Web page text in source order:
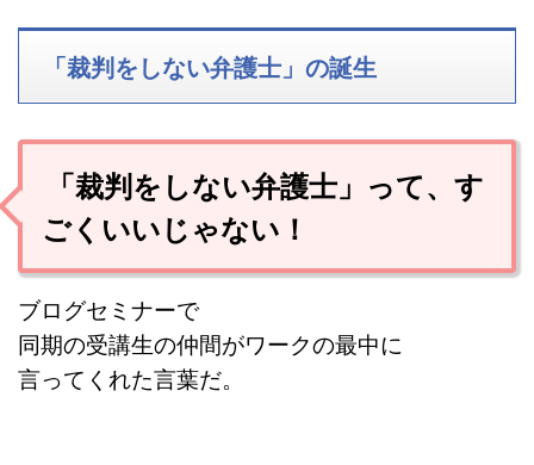
「裁判をしない弁護士」の誕生
「裁判をしない弁護士」って、す
ごくいいじゃない！
ブログセミナーで
同期の受講生の仲間がワークの最中に
言ってくれた言葉だ。